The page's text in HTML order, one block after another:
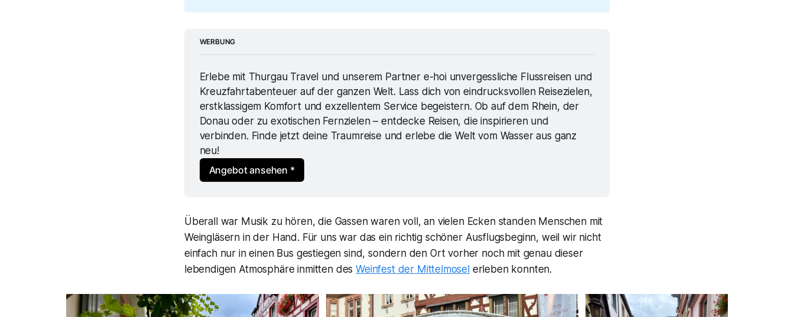
WERBUNG
Erlebe mit Thurgau Travel und unserem Partner e-hoi unvergessliche Flussreisen und
Kreuzfahrtabenteuer auf der ganzen Welt. Lass dich von eindrucksvollen Reisezielen,
erstklassigem Komfort und exzellentem Service begeistern. Ob auf dem Rhein, der
Donau oder zu exotischen Fernzielen – entdecke Reisen, die inspirieren und
verbinden. Finde jetzt deine Traumreise und erlebe die Welt vom Wasser aus ganz
neu!
Angebot ansehen *
Überall war Musik zu hören, die Gassen waren voll, an vielen Ecken standen Menschen mit
Weingläsern in der Hand. Für uns war das ein richtig schöner Ausflugsbeginn, weil wir nicht
einfach nur in einen Bus gestiegen sind, sondern den Ort vorher noch mit genau dieser
lebendigen Atmosphäre inmitten desWeinfest der Mittelmoselerleben konnten.